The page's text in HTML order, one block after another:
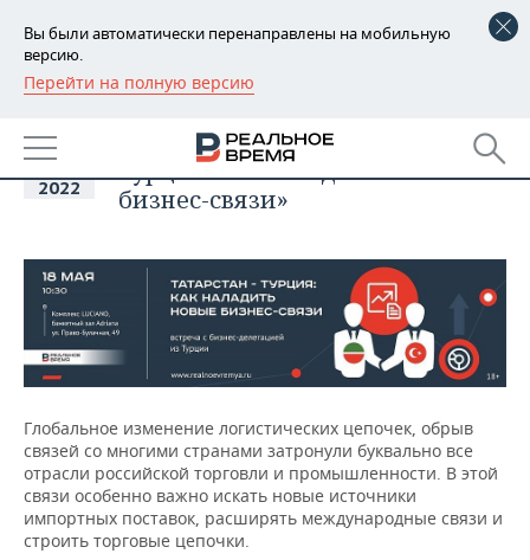
Вы были автоматически перенаправлены на мобильную
версию.
Перейти на полную версию
РЕГИОНЫ
БАШКОРТОСТАН
ТАТАРСТАН
НОВОСТИ
АНАЛИТИКА
ДЕКЛАРАЦИИ О ДОХОДАХ
КОРОЛИ ГОСЗАКАЗА ПФО
КОМУ ПРИНАДЛЕЖАТ
ТОРГОВЫЕ ЦЕНТРЫ
ТАТАРСТАНА
НОВОСТИ ЭКОНОМИКИ
ФИНАНСЫ
БЮДЖЕТ
ИНВЕСТИЦИИ
ПРОМЫШЛЕННОСТЬ
НОВОСТИ
ПРОМЫШЛЕННОСТИ
АГРОПРОМ
МАШИНОСТРОЕНИЕ
НЕФТЕХИМИЯ
НЕДВИЖИМОСТЬ
НОВОСТИ АВТО
БИЗНЕС
НОВОСТИ БИЗНЕСА
ТЕХНОЛОГИИ
18
май
2022
делегацией: «Татарстан -
Турция: как наладить новые
бизнес-связи»
Глобальное изменение логистических цепочек, обрыв
связей со многими странами затронули буквально все
отрасли российской торговли и промышленности. В этой
связи особенно важно искать новые источники
импортных поставок, расширять международные связи и
строить торговые цепочки.